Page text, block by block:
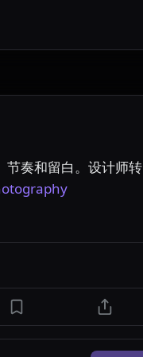
节奏和留白。设计师转